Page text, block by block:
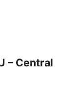
– Central